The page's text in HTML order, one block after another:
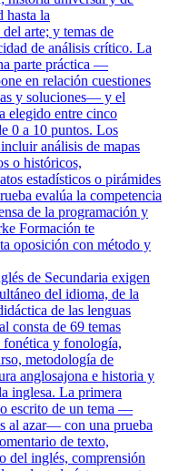
hasta la
arte; y temas de
de análisis crítico. La
parte práctica —
en relación cuestiones
y soluciones— y el
elegido entre cinco
0 a 10 puntos. Los
análisis de mapas
o históricos,
estadísticos o pirámides
evalúa la competencia
de la programación y
Formación te
oposición con método y
de Secundaria exigen
del idioma, de la
de las lenguas
consta de 69 temas
fonética y fonología,
metodología de
anglosajona e historia y
inglesa. La primera
escrito de un tema —
al azar— con una prueba
de texto,
del inglés, comprensión